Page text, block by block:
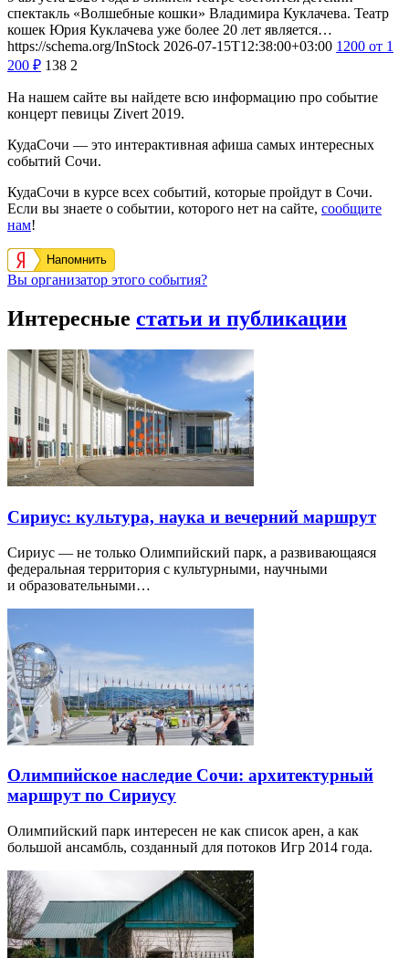
спектакль «Волшебные кошки» Владимира Куклачева. Театр
кошек Юрия Куклачева уже более 20 лет является…
https://schema.org/InStock 2026-07-15T12:38:00+03:00 1200 от 1
200 ₽ 138 2
На нашем сайте вы найдете всю информацию про событие
концерт певицы Zivert 2019.
КудаСочи — это интерактивная афиша самых интересных
событий Сочи.
КудаСочи в курсе всех событий, которые пройдут в Сочи.
Если вы знаете о событии, которого нет на сайте, сообщите
нам!
Напомнить
Вы организатор этого события?
Интересные статьи и публикации
Сириус: культура, наука и вечерний маршрут
Сириус — не только Олимпийский парк, а развивающаяся
федеральная территория с культурными, научными
и образовательными…
Олимпийское наследие Сочи: архитектурный
маршрут по Сириусу
Олимпийский парк интересен не как список арен, а как
большой ансамбль, созданный для потоков Игр 2014 года.